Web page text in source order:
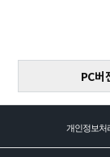
PC버
개인정보처